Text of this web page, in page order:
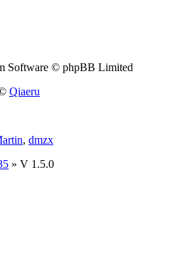
Software © phpBB Limited
Qiaeru
, dmzx
» V 1.5.0